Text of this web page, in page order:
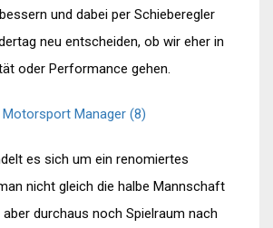
und dabei per Schieberegler
neu entscheiden, ob wir eher in
oder Performance gehen.
es sich um ein renomiertes
nicht gleich die halbe Mannschaft
durchaus noch Spielraum nach